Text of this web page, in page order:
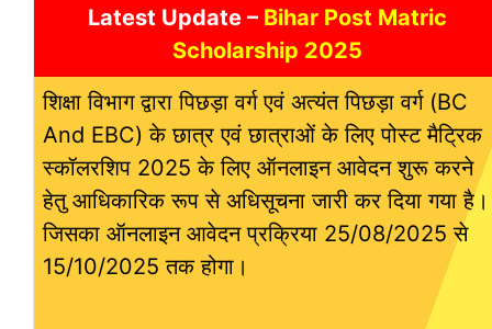
Latest Update – Bihar Post Matric
Scholarship 2025
शिक्षा विभाग द्वारा पिछड़ा वर्ग एवं अत्यंत पिछड़ा वर्ग (BC
And EBC) के छात्र एवं छात्राओं के लिए पोस्ट मैट्रिक
स्कॉलरशिप 2025 के लिए ऑनलाइन आवेदन शुरू करने
हेतु आधिकारिक रूप से अधिसूचना जारी कर दिया गया है।
जिसका ऑनलाइन आवेदन प्रक्रिया 25/08/2025 से
15/10/2025 तक होगा।